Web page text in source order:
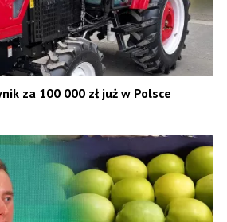
za 100 000 zł już w Polsce